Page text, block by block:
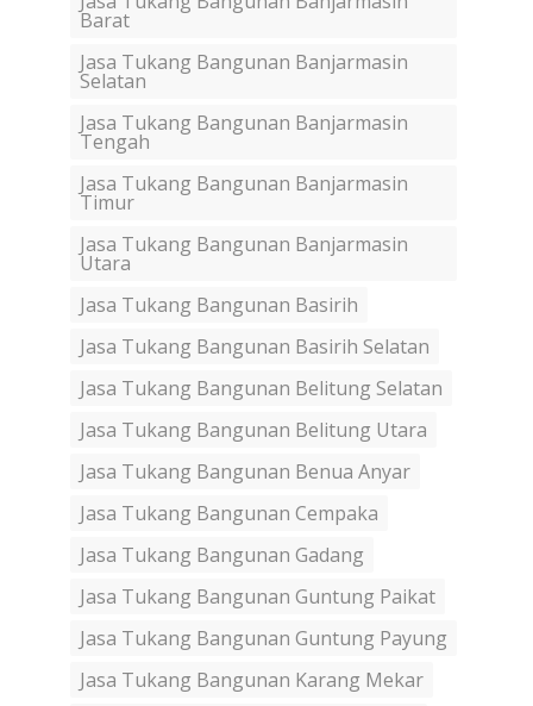
Barat
Jasa Tukang Bangunan Banjarmasin
Selatan
Jasa Tukang Bangunan Banjarmasin
Tengah
Jasa Tukang Bangunan Banjarmasin
Timur
Jasa Tukang Bangunan Banjarmasin
Utara
Jasa Tukang Bangunan Basirih
Jasa Tukang Bangunan Basirih Selatan
Jasa Tukang Bangunan Belitung Selatan
Jasa Tukang Bangunan Belitung Utara
Jasa Tukang Bangunan Benua Anyar
Jasa Tukang Bangunan Cempaka
Jasa Tukang Bangunan Gadang
Jasa Tukang Bangunan Guntung Paikat
Jasa Tukang Bangunan Guntung Payung
Jasa Tukang Bangunan Karang Mekar